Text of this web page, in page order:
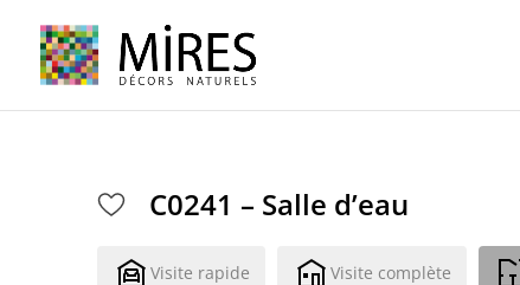
C0241 – Salle d’eau
Visite rapide Visite complète